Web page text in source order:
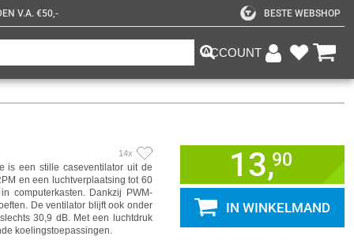
V.A. €50,- BESTE WEBSHOP
ACCOUNT
14x
is een stille caseventilator uit de
en een luchtverplaatsing tot 60
computerkasten. Dankzij PWM-
De ventilator blijft ook onder
30,9 dB. Met een luchtdruk
koelingstoepassingen.
13,90
IN WINKELMAND